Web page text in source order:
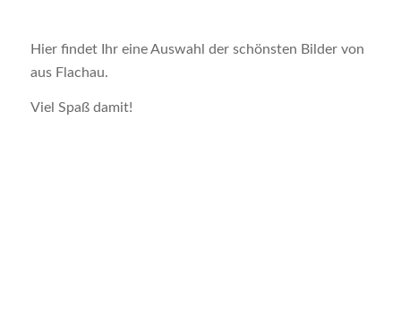
Hier findet Ihr eine Auswahl der schönsten Bilder von
aus Flachau.
Viel Spaß damit!